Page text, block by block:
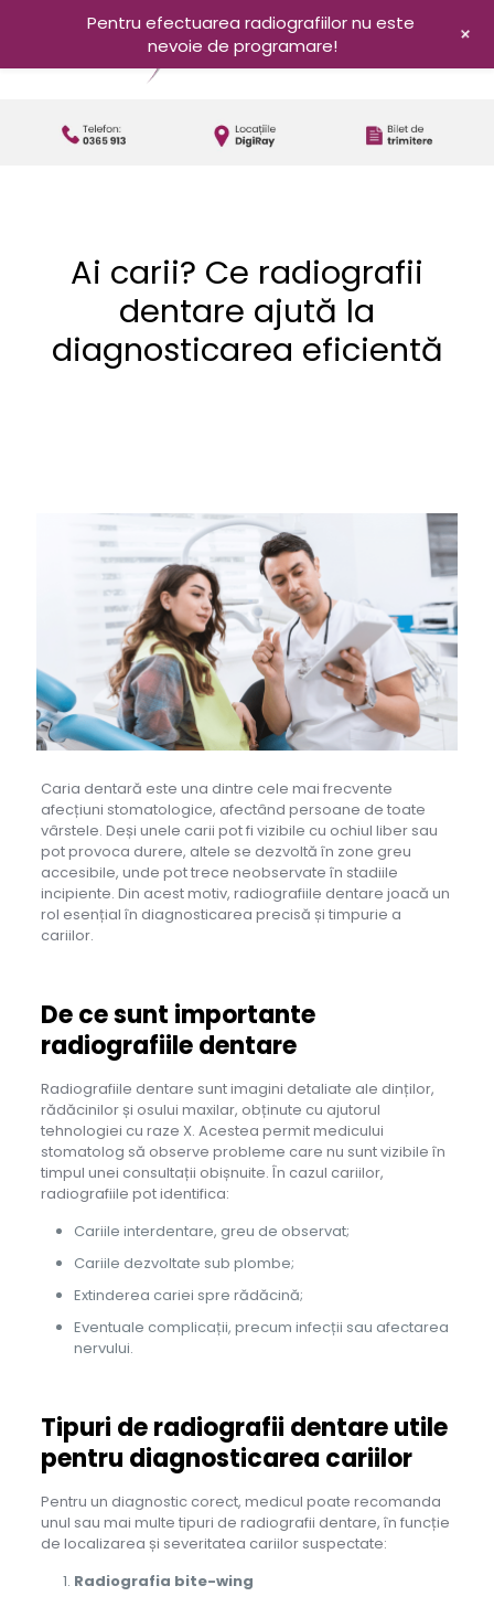
Ai carii? Ce radiografii
dentare ajută la
diagnosticarea eficientă
Caria dentară este una dintre cele mai frecvente
afecțiuni stomatologice, afectând persoane de toate
vârstele. Deși unele carii pot fi vizibile cu ochiul liber sau
pot provoca durere, altele se dezvoltă în zone greu
accesibile, unde pot trece neobservate în stadiile
incipiente. Din acest motiv, radiografiile dentare joacă un
rol esențial în diagnosticarea precisă și timpurie a
cariilor.
De ce sunt importante
radiografiile dentare
Radiografiile dentare sunt imagini detaliate ale dinților,
rădăcinilor și osului maxilar, obținute cu ajutorul
tehnologiei cu raze X. Acestea permit medicului
stomatolog să observe probleme care nu sunt vizibile în
timpul unei consultații obișnuite. În cazul cariilor,
radiografiile pot identifica:
Cariile interdentare, greu de observat;
Cariile dezvoltate sub plombe;
Extinderea cariei spre rădăcină;
Eventuale complicații, precum infecții sau afectarea
nervului.
Tipuri de radiografii dentare utile
pentru diagnosticarea cariilor
Pentru un diagnostic corect, medicul poate recomanda
unul sau mai multe tipuri de radiografii dentare, în funcție
de localizarea și severitatea cariilor suspectate:
Radiografia bite-wing
Pentru efectuarea radiografiilor nu este
nevoie de programare!
+